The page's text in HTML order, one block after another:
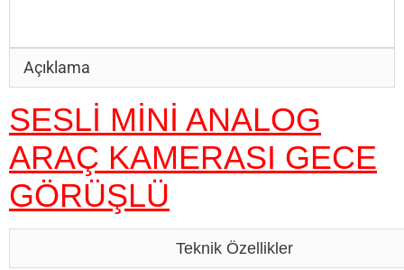
Açıklama
SESLİ MİNİ ANALOG
ARAÇ KAMERASI GECE
GÖRÜŞLÜ
Teknik Özellikler